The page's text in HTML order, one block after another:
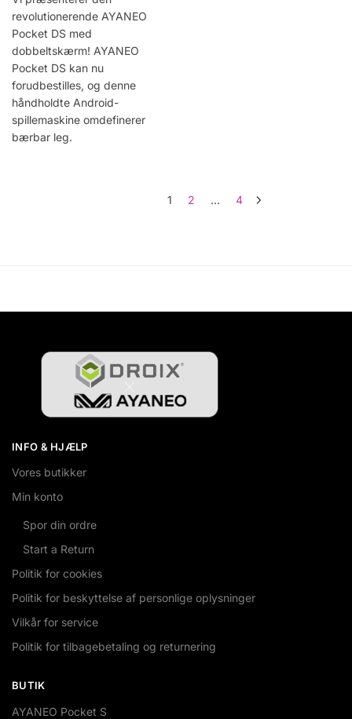
revolutionerende AYANEO
Pocket DS med
dobbeltskærm! AYANEO
Pocket DS kan nu
forudbestilles, og denne
håndholdte Android-
spillemaskine omdefinerer
bærbar leg.
1 2 ... 4
INFO & HJÆLP
Vores butikker
Min konto
Spor din ordre
Start a Return
Politik for cookies
Politik for beskyttelse af personlige oplysninger
Vilkår for service
Politik for tilbagebetaling og returnering
BUTIK
AYANEO Pocket S